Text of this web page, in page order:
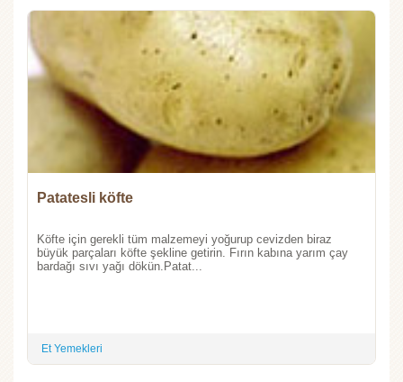
Patatesli köfte
Köfte için gerekli tüm malzemeyi yoğurup cevizden biraz
büyük parçaları köfte şekline getirin. Fırın kabına yarım çay
bardağı sıvı yağı dökün.Patat...
Et Yemekleri